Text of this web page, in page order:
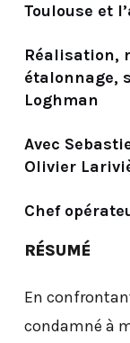
Toulouse et
Réalisation,
étalonnage,
Loghman
Avec
Olivier
Chef
RÉSUMÉ
En
condamné à